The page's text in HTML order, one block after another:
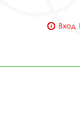
Вход